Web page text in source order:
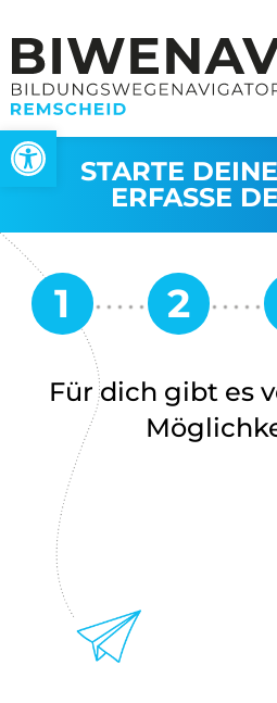
Werkzeugleiste öffnen
STARTE
ERFASSE
Für dich gibt es